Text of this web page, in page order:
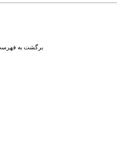
برگشت به